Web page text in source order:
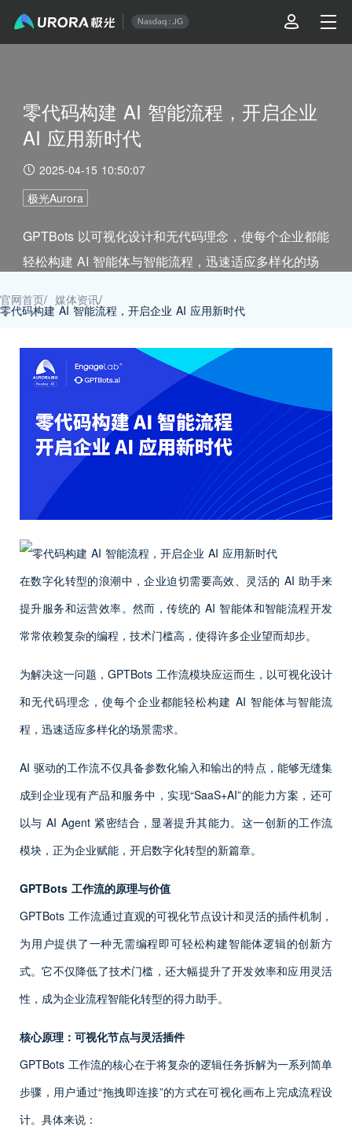
零代码构建 AI 智能流程，开启企业
AI 应用新时代
2025-04-15 10:50:07
极光Aurora
GPTBots 以可视化设计和无代码理念，使每个企业都能
轻松构建 AI 智能体与智能流程，迅速适应多样化的场
官网首页/ 媒体资讯/
零代码构建 AI 智能流程，开启企业 AI 应用新时代
在数字化转型的浪潮中，企业迫切需要高效、灵活的 AI 助手来
提升服务和运营效率。然而，传统的 AI 智能体和智能流程开发
常常依赖复杂的编程，技术门槛高，使得许多企业望而却步。
为解决这一问题，GPTBots 工作流模块应运而生，以可视化设计
和无代码理念，使每个企业都能轻松构建 AI 智能体与智能流
程，迅速适应多样化的场景需求。
AI 驱动的工作流不仅具备参数化输入和输出的特点，能够无缝集
成到企业现有产品和服务中，实现“SaaS+AI”的能力方案，还可
以与 AI Agent 紧密结合，显著提升其能力。这一创新的工作流
模块，正为企业赋能，开启数字化转型的新篇章。
GPTBots 工作流的原理与价值
GPTBots 工作流通过直观的可视化节点设计和灵活的插件机制，
为用户提供了一种无需编程即可轻松构建智能体逻辑的创新方
式。它不仅降低了技术门槛，还大幅提升了开发效率和应用灵活
性，成为企业流程智能化转型的得力助手。
核心原理：可视化节点与灵活插件
GPTBots 工作流的核心在于将复杂的逻辑任务拆解为一系列简单
步骤，用户通过“拖拽即连接”的方式在可视化画布上完成流程设
计。具体来说：